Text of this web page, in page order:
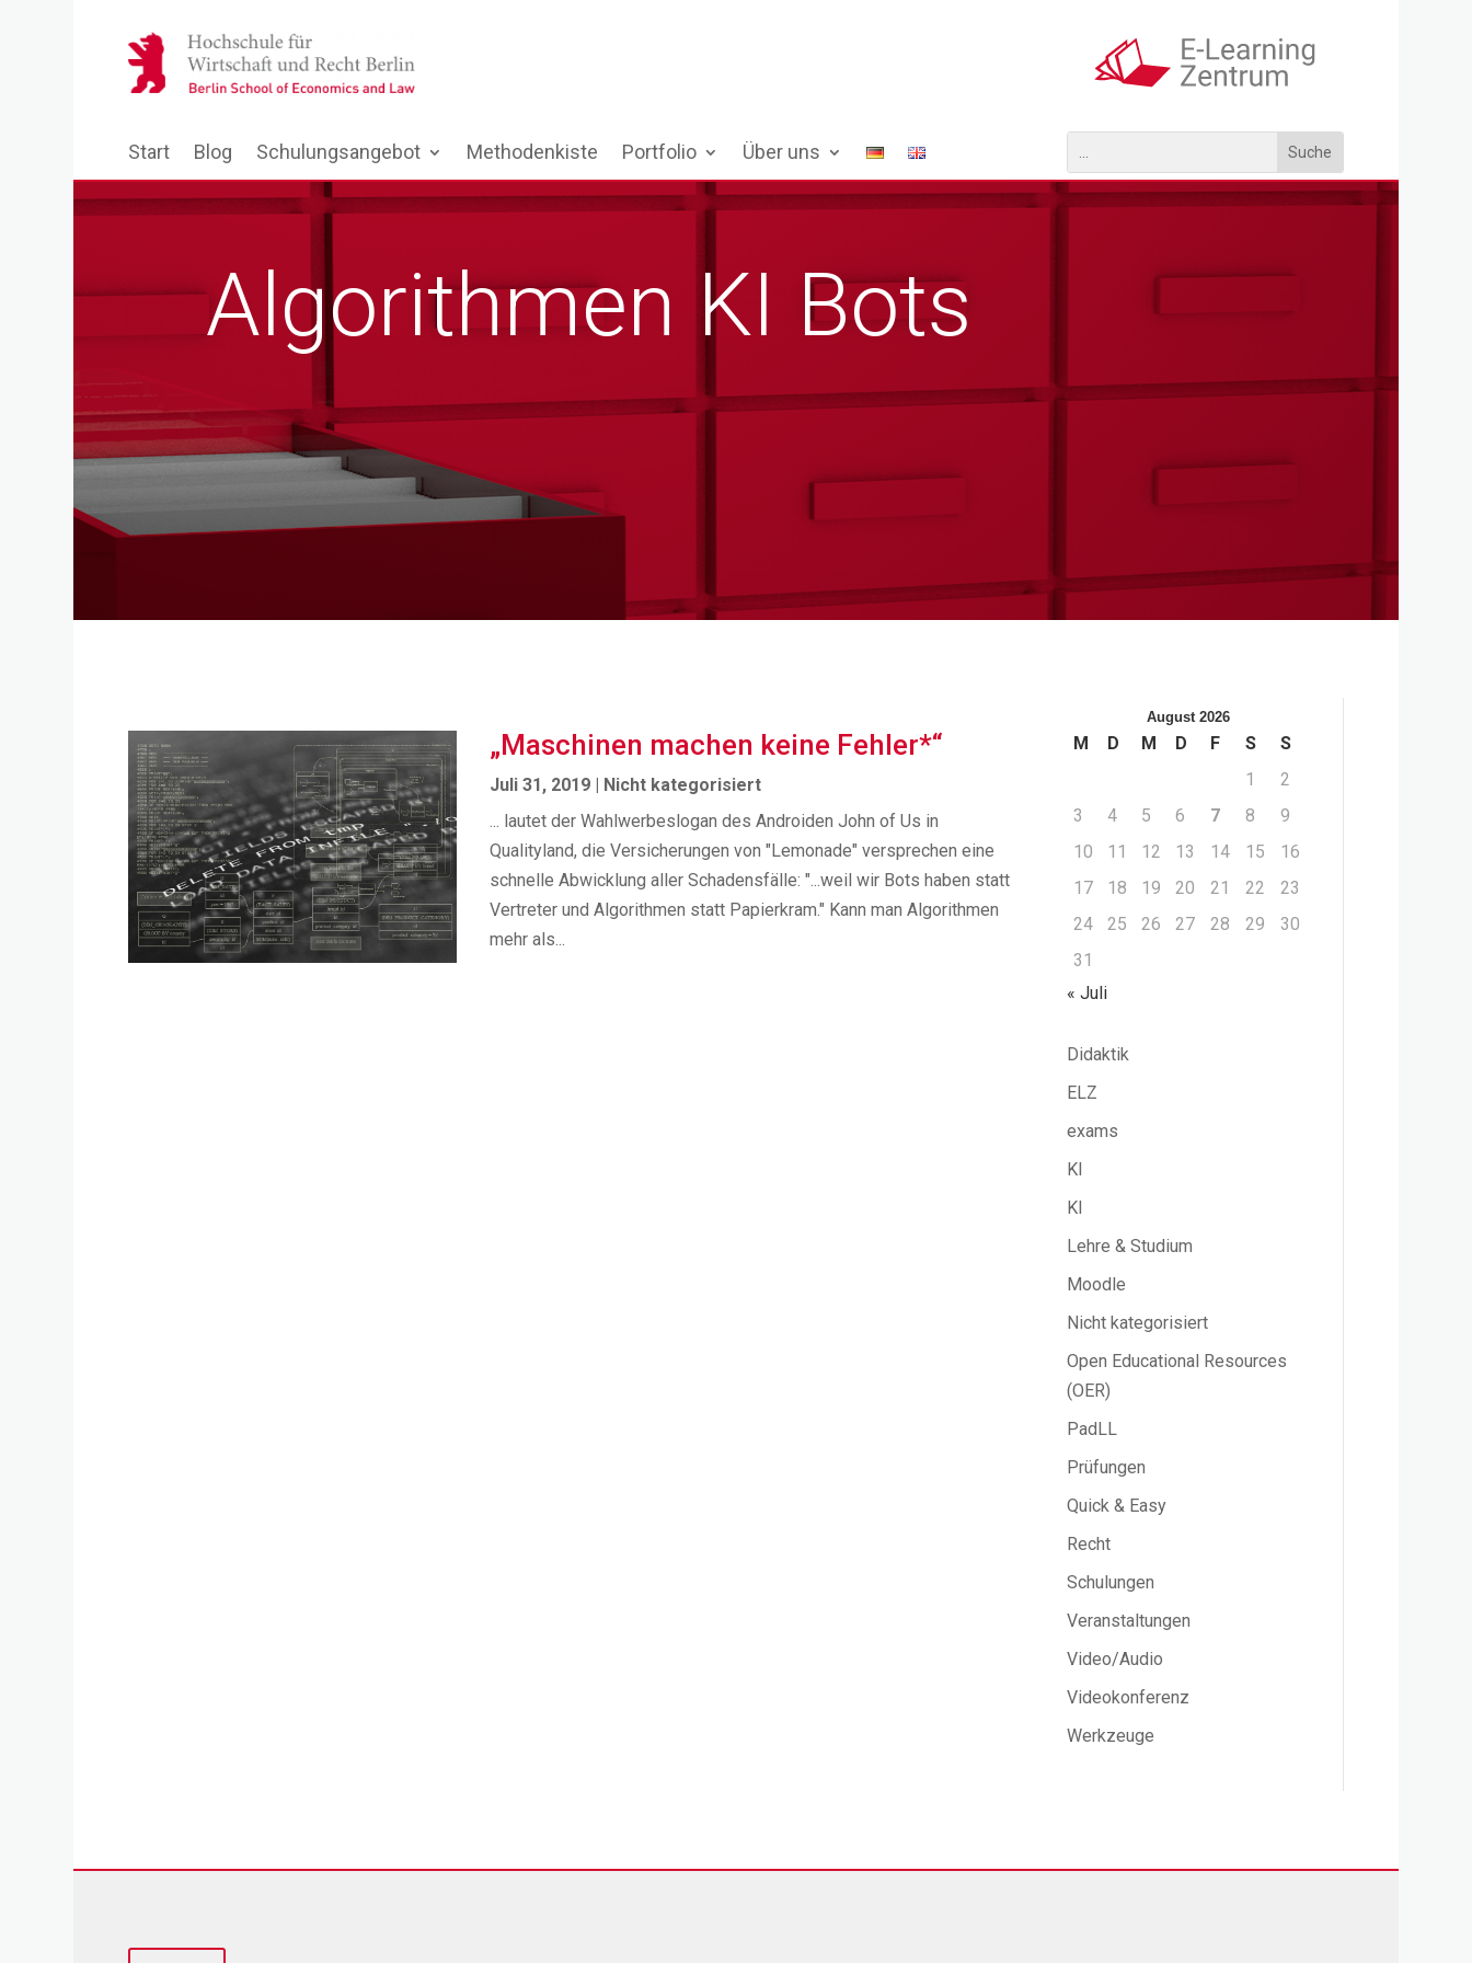
Start Blog Schulungsangebot Methodenkiste Portfolio Über uns
Algorithmen KI Bots
„Maschinen machen keine Fehler*“
Juli 31, 2019 | Nicht kategorisiert
... lautet der Wahlwerbeslogan des Androiden John of Us in
Qualityland, die Versicherungen von "Lemonade" versprechen eine
schnelle Abwicklung aller Schadensfälle: "...weil wir Bots haben statt
Vertreter und Algorithmen statt Papierkram." Kann man Algorithmen
mehr als...
August 2026
M D M D F S
S
1
2
3
4 5 6 7 8
9
10
11 12 13 14 15
16
17
18 19 20 21 22
23
24
25 26 27 28 29
30
31
« Juli
Didaktik
ELZ
exams
KI
KI
Lehre & Studium
Moodle
Nicht kategorisiert
Open Educational Resources
(OER)
PadLL
Prüfungen
Quick & Easy
Recht
Schulungen
Veranstaltungen
Video/Audio
Videokonferenz
Werkzeuge